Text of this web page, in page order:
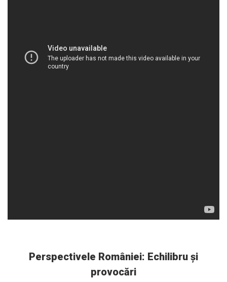
Perspectivele României: Echilibru și
provocări